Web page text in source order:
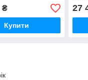
₴
Купити
27